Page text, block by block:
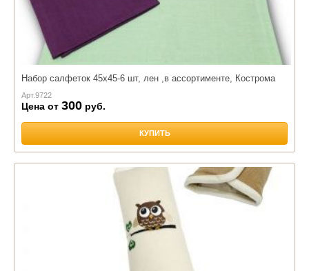
Набор салфеток 45х45-6 шт, лен ,в ассортименте, Кострома
Арт.9722
Цена от 300 руб.
КУПИТЬ